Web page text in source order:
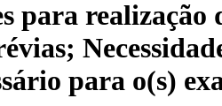
realização
para o(s)